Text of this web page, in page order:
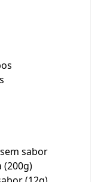
sabor
(200g)